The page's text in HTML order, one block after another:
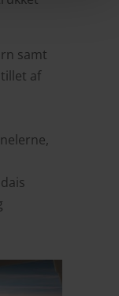
samt
af